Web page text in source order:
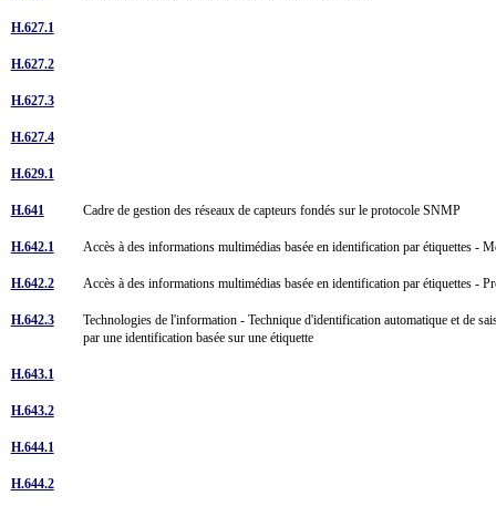
H.627.1
H.627.2
H.627.3
H.627.4
H.629.1
H.641 Cadre de gestion des réseaux de capteurs fondés sur le protocole SNMP
H.642.1 Accès à des informations multimédias basée en identification par étiquettes -
H.642.2 Accès à des informations multimédias basée en identification par étiquettes -
H.642.3
Technologies de l'information - Technique d'identification automatique et de
par une identification basée sur une étiquette
H.643.1
H.643.2
H.644.1
H.644.2